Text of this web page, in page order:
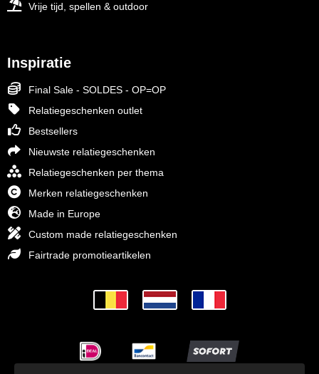
Vrije tijd, spellen & outdoor
Inspiratie
Final Sale - SOLDES - OP=OP
Relatiegeschenken outlet
Bestsellers
Nieuwste relatiegeschenken
Relatiegeschenken per thema
Merken relatiegeschenken
Made in Europe
Custom made relatiegeschenken
Fairtrade promotieartikelen